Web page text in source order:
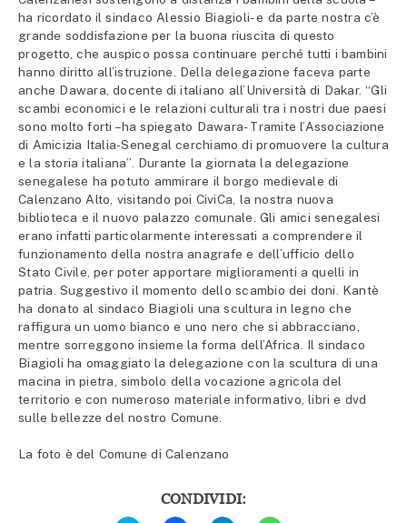
ha ricordato il sindaco Alessio Biagioli- e da parte nostra c’è
grande soddisfazione per la buona riuscita di questo
progetto, che auspico possa continuare perché tutti i bambini
hanno diritto all’istruzione. Della delegazione faceva parte
anche Dawara, docente di italiano all’Università di Dakar. “Gli
scambi economici e le relazioni culturali tra i nostri due paesi
sono molto forti –ha spiegato Dawara- Tramite l’Associazione
di Amicizia Italia-Senegal cerchiamo di promuovere la cultura
e la storia italiana”. Durante la giornata la delegazione
senegalese ha potuto ammirare il borgo medievale di
Calenzano Alto, visitando poi CiviCa, la nostra nuova
biblioteca e il nuovo palazzo comunale. Gli amici senegalesi
erano infatti particolarmente interessati a comprendere il
funzionamento della nostra anagrafe e dell’ufficio dello
Stato Civile, per poter apportare miglioramenti a quelli in
patria. Suggestivo il momento dello scambio dei doni. Kantè
ha donato al sindaco Biagioli una scultura in legno che
raffigura un uomo bianco e uno nero che si abbracciano,
mentre sorreggono insieme la forma dell’Africa. Il sindaco
Biagioli ha omaggiato la delegazione con la scultura di una
macina in pietra, simbolo della vocazione agricola del
territorio e con numeroso materiale informativo, libri e dvd
sulle bellezze del nostro Comune.
La foto è del Comune di Calenzano
CONDIVIDI: